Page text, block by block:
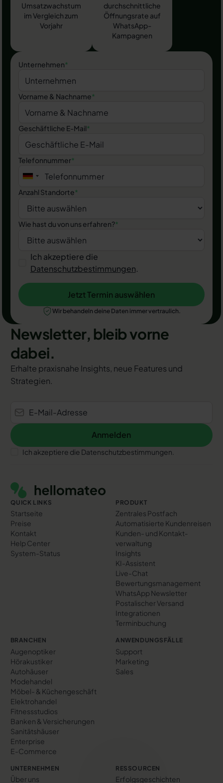
Umsatzwachstum
im Vergleich zum
Vorjahr
durchschnittliche
Öffnungsrate auf
WhatsApp-
Kampagnen
Unternehmen*
Vorname & Nachname*
Geschäftliche E-Mail*
Telefonnummer*
Anzahl Standorte*
Wie hast du von uns erfahren?*
Ich akzeptiere die
Datenschutzbestimmungen.
Jetzt Termin auswählen
Jetzt Termin auswählen
Wir behandeln deine Daten immer vertraulich.
Newsletter, bleib vorne
dabei.
Erhalte praxisnahe Insights, neue Features und
Strategien.
Anmelden
Anmelden
Ich akzeptiere die Datenschutzbestimmungen.
QUICK LINKS
Startseite
Preise
Kontakt
Help Center
System-Status
PRODUKT
Zentrales Postfach
Automatisierte Kundenreisen
Kunden- und Kontakt­
verwaltung
Insights
KI-Assistent
Live-Chat
Bewertungs­management
WhatsApp Newsletter
Postalischer Versand
Integrationen
Terminbuchung
BRANCHEN
Augenoptiker
Hörakustiker
Autohäuser
Modehandel
Möbel- & Küchengeschäft
Elektrohandel
Fitnessstudios
Banken & Versicherungen
Sanitätshäuser
Enterprise
E-Commerce
ANWENDUNGSFÄLLE
Support
Marketing
Sales
UNTERNEHMEN
Über uns
RESSOURCEN
Erfolgs­geschichten